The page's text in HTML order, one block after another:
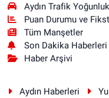
Aydın Trafik
Puan Durumu ve
Tüm Manşetler
Son Dakika Haberleri
Haber Arşivi
Aydın Haberleri